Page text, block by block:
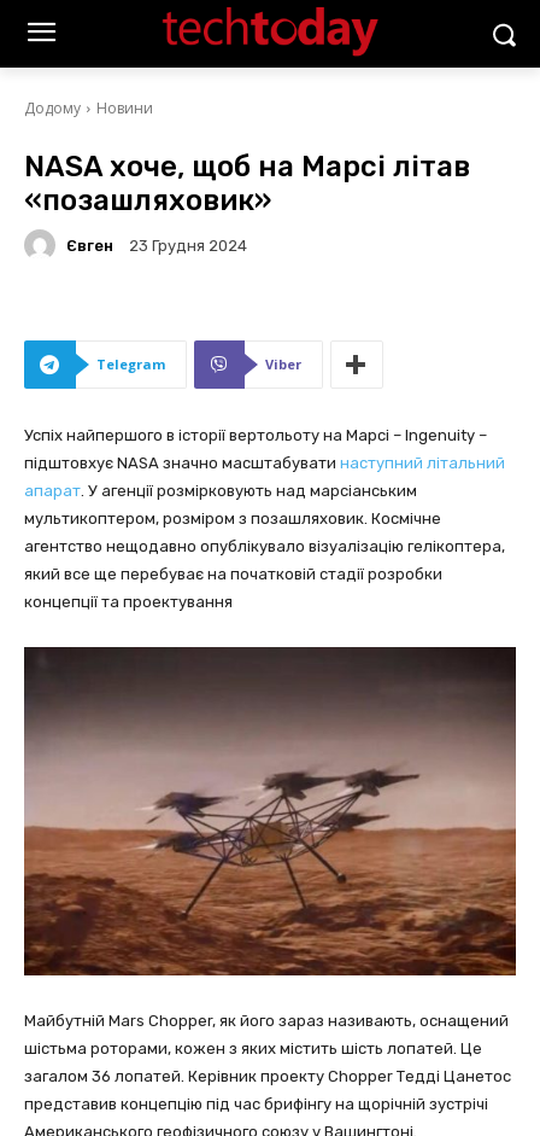
Додому Новини
NASA хоче, щоб на Марсі літав
«позашляховик»
Євген 23 Грудня 2024
Telegram Viber
Успіх найпершого в історії вертольоту на Марсі – Ingenuity –
підштовхує NASA значно масштабувати наступний літальний
апарат. У агенції розмірковують над марсіанським
мультикоптером, розміром з позашляховик. Космічне
агентство нещодавно опублікувало візуалізацію гелікоптера,
який все ще перебуває на початковій стадії розробки
концепції та проектування
Майбутній Mars Chopper, як його зараз називають, оснащений
шістьма роторами, кожен з яких містить шість лопатей. Це
загалом 36 лопатей. Керівник проекту Chopper Тедді Цанетос
представив концепцію під час брифінгу на щорічній зустрічі
Американського геофізичного союзу у Вашингтоні.